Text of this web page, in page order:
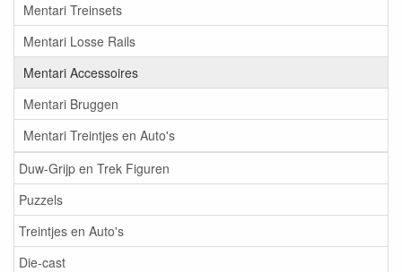
Mentari Treinsets
Mentari Losse Rails
Mentari Accessoires
Mentari Bruggen
Mentari Treintjes en Auto's
Duw-Grijp en Trek Figuren
Puzzels
Treintjes en Auto's
Die-cast